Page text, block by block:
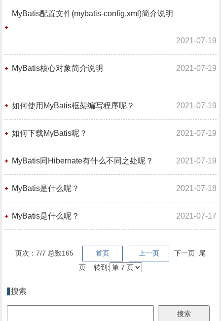
MyBatis配置文件(mybatis-config.xml)简介说明
2021-07-19
MyBatis核心对象简介说明 2021-07-19
如何使用MyBatis框架编写程序呢？ 2021-07-19
如何下载MyBatis呢？ 2021-07-19
MyBatis同Hibernate有什么不同之处呢？ 2021-07-19
MyBatis是什么呢？ 2021-07-18
MyBatis是什么呢？ 2021-07-17
页次：7/7 总数165 首页 上一页
下一页 尾
页 转到:
搜索